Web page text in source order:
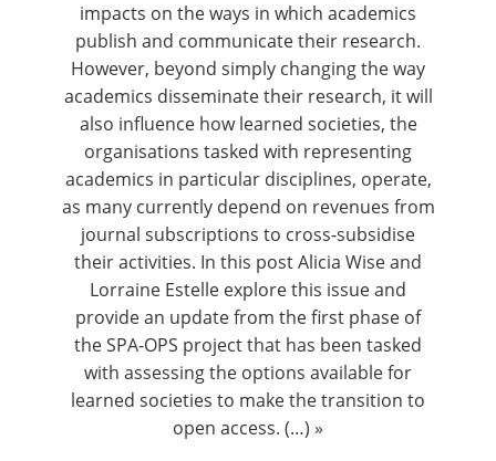
impacts on the ways in which academics
publish and communicate their research.
However, beyond simply changing the way
academics disseminate their research, it will
also influence how learned societies, the
organisations tasked with representing
academics in particular disciplines, operate,
as many currently depend on revenues from
journal subscriptions to cross-subsidise
their activities. In this post Alicia Wise and
Lorraine Estelle explore this issue and
provide an update from the first phase of
the SPA-OPS project that has been tasked
with assessing the options available for
learned societies to make the transition to
open access. (…) »